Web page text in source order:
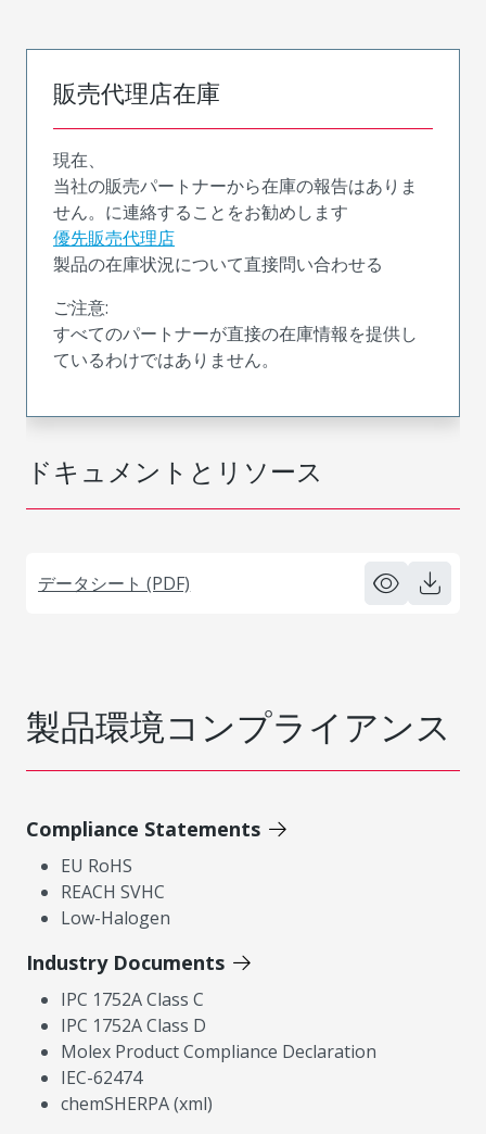
ドキュメントとリソース
データシート (PDF)
販売代理店在庫
現在、
当社の販売パートナーから在庫の報告はありま
せん。に連絡することをお勧めします
優先販売代理店
製品の在庫状況について直接問い合わせる
ご注意:
すべてのパートナーが直接の在庫情報を提供し
ているわけではありません。
製品環境コンプライアンス
Compliance Statements
EU RoHS
REACH SVHC
Low-Halogen
Industry Documents
IPC 1752A Class C
IPC 1752A Class D
Molex Product Compliance Declaration
IEC-62474
chemSHERPA (xml)